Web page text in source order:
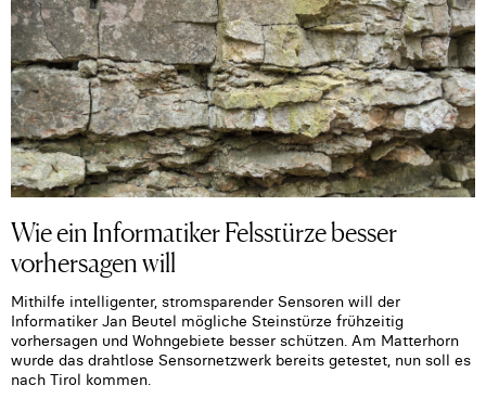
Wie ein Informatiker Felsstürze besser
vorhersagen will
Mithilfe intelligenter, stromsparender Sensoren will der
Informatiker Jan Beutel mögliche Steinstürze frühzeitig
vorhersagen und Wohngebiete besser schützen. Am Matterhorn
wurde das drahtlose Sensornetzwerk bereits getestet, nun soll es
nach Tirol kommen.